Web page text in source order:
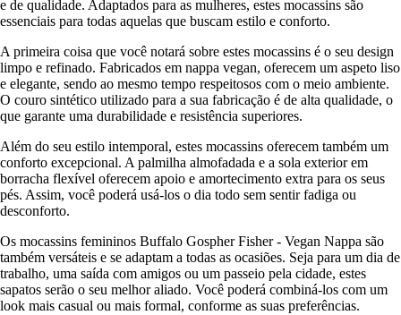
e de qualidade. Adaptados para as mulheres, estes mocassins são
essenciais para todas aquelas que buscam estilo e conforto.
A primeira coisa que você notará sobre estes mocassins é o seu design
limpo e refinado. Fabricados em nappa vegan, oferecem um aspeto liso
e elegante, sendo ao mesmo tempo respeitosos com o meio ambiente.
O couro sintético utilizado para a sua fabricação é de alta qualidade, o
que garante uma durabilidade e resistência superiores.
Além do seu estilo intemporal, estes mocassins oferecem também um
conforto excepcional. A palmilha almofadada e a sola exterior em
borracha flexível oferecem apoio e amortecimento extra para os seus
pés. Assim, você poderá usá-los o dia todo sem sentir fadiga ou
desconforto.
Os mocassins femininos Buffalo Gospher Fisher - Vegan Nappa são
também versáteis e se adaptam a todas as ocasiões. Seja para um dia de
trabalho, uma saída com amigos ou um passeio pela cidade, estes
sapatos serão o seu melhor aliado. Você poderá combiná-los com um
look mais casual ou mais formal, conforme as suas preferências.